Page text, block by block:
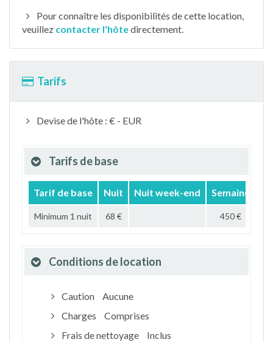
Pour connaître les disponibilités de cette location,
veuillez contacter l'hôtedirectement.
Tarifs
Devise de l'hôte : € - EUR
Tarifs de base
Tarif de base Nuit Nuit week-end Semaine
Minimum 1 nuit 68 € 450 €
Conditions de location
Caution
Aucune
Charges
Comprises
Frais de nettoyage
Inclus